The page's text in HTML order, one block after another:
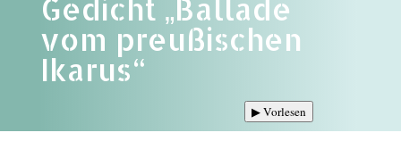
Gedicht „Ballade
vom preußischen
Ikarus“
▶Vorlesen